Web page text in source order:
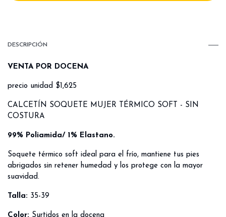
DESCRIPCIÓN
VENTA POR DOCENA
precio unidad $1,625
CALCETÍN SOQUETE MUJER TÉRMICO SOFT - SIN
COSTURA
99% Poliamida/ 1% Elastano.
Soquete térmico soft ideal para el frío, mantiene tus pies
abrigados sin retener humedad y los protege con la mayor
suavidad.
Talla: 35-39
Color: Surtidos en la docena